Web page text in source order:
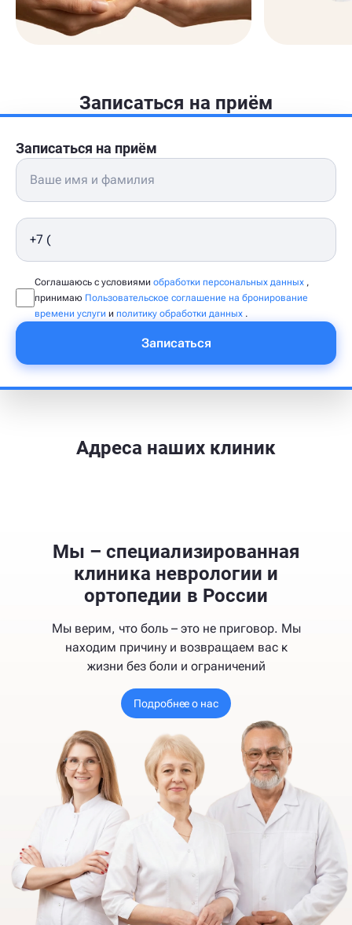
Записаться на приём
Записаться на приём
Соглашаюсь с условиями обработки персональных данных ,
принимаю Пользовательское соглашение на бронирование
времени услуги и политику обработки данных .
Записаться
Адреса наших клиник
Мы – специализированная
клиника неврологии и
ортопедии в России
Мы верим, что боль – это не приговор. Мы
находим причину и возвращаем вас к
жизни без боли и ограничений
Подробнее о нас